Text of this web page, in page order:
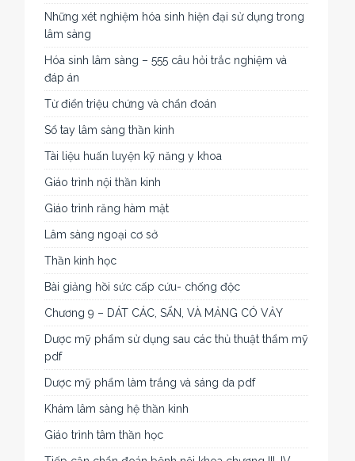
Những xét nghiệm hóa sinh hiện đại sử dụng trong
lâm sàng
Hóa sinh lâm sàng – 555 câu hỏi trắc nghiệm và
đáp án
Từ điển triệu chứng và chẩn đoán
Sổ tay lâm sàng thần kinh
Tài liệu huấn luyện kỹ năng y khoa
Giáo trình nội thần kinh
Giáo trình răng hàm mặt
Lâm sàng ngoại cơ sở
Thần kinh học
Bài giảng hồi sức cấp cứu- chống độc
Chương 9 – DÁT CÁC, SẨN, VÀ MẢNG CÓ VẢY
Dược mỹ phẩm sử dụng sau các thủ thuật thẩm mỹ
pdf
Dược mỹ phẩm làm trắng và sáng da pdf
Khám lâm sàng hệ thần kinh
Giáo trình tâm thần học